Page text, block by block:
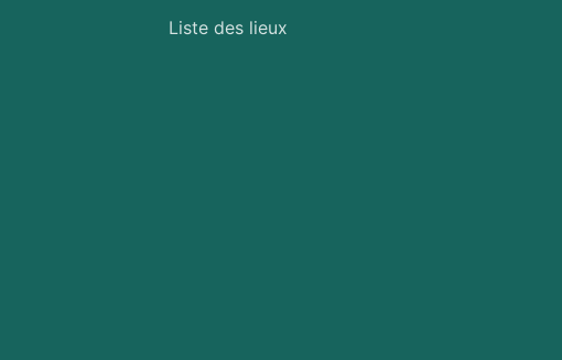
Liste des lieux